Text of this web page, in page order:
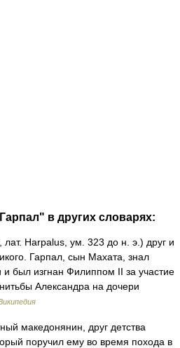
в других словарях:
Harpalus, ум. 323 до н. э.) друг и
Гарпал, сын Махата, знал
был изгнан Филиппом II за участие
Александра на дочери
македонянин, друг детства
поручил ему во время похода в